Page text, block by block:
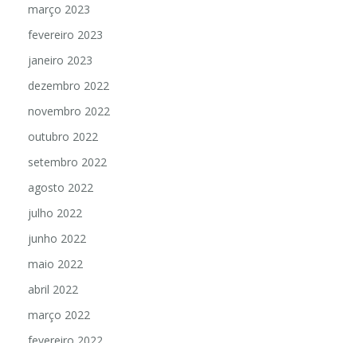
março 2023
fevereiro 2023
janeiro 2023
dezembro 2022
novembro 2022
outubro 2022
setembro 2022
agosto 2022
julho 2022
junho 2022
maio 2022
abril 2022
março 2022